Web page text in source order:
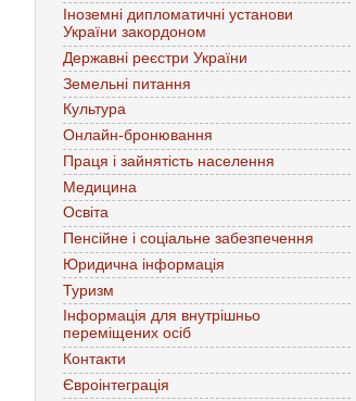
Іноземні дипломатичні установи
України закордоном
Державні реєстри України
Земельні питання
Культура
Онлайн-бронювання
Праця і зайнятість населення
Медицина
Освіта
Пенсійне і соціальне забезпечення
Юридична інформація
Туризм
Інформація для внутрішньо
переміщених осіб
Контакти
Євроінтеграція